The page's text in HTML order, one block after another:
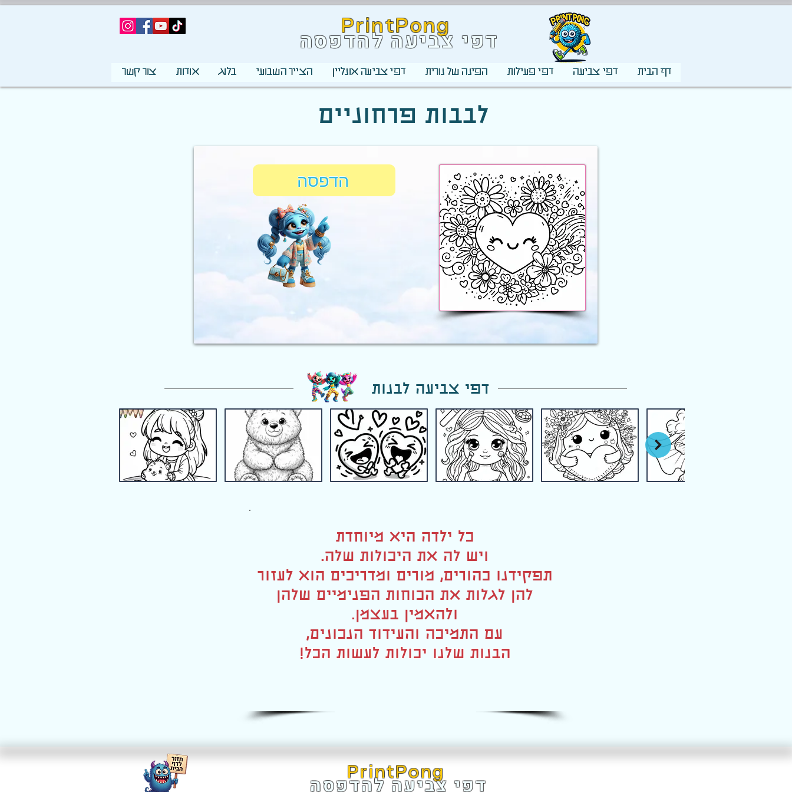
PrintPong
דפי צביעה להדפסה
דף הבית דפי צביעה דפי פעילות הפינה של נורית דפי צביעה אונליין הצייר השבועי בלוג אודות צור קשר
לבבות פרחוניים
הדפסה
דפי צביעה לבנות
כל ילדה היא מיוחדת
ויש לה את היכולות שלה.
תפקידנו כהורים, מורים ומדריכים הוא לעזור
להן לגלות את הכוחות הפנימיים שלהן
ולהאמין בעצמן.
עם התמיכה והעידוד הנכונים,
הבנות שלנו יכולות לעשות הכל!
PrintPong
דפי צביעה להדפסה